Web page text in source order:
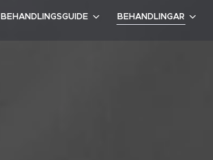
BEHANDLINGSGUIDE BEHANDLINGAR